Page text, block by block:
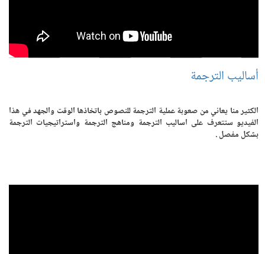
أساليب الترجمة
الكثير منا يعاني من صعوبة عملية الترجمة للنصوص باتخاذها الوقت والجهد في هذا
الفيديو ستتعرف على اساليب الترجمة ومناهج الترجمة واستراتيجيات الترجمة
بشكل مفصل .